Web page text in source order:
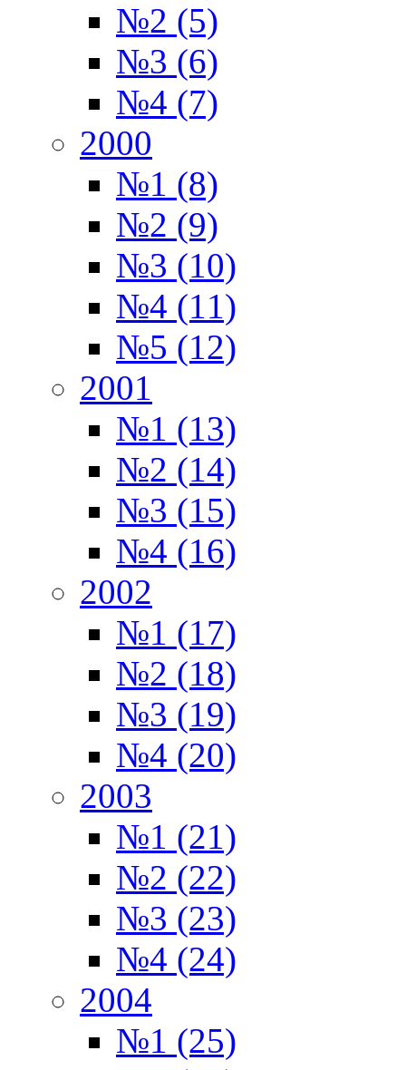
№2 (5)
№3 (6)
№4 (7)
2000
№1 (8)
№2 (9)
№3 (10)
№4 (11)
№5 (12)
2001
№1 (13)
№2 (14)
№3 (15)
№4 (16)
2002
№1 (17)
№2 (18)
№3 (19)
№4 (20)
2003
№1 (21)
№2 (22)
№3 (23)
№4 (24)
2004
№1 (25)